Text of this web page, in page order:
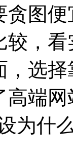
贪图
较，
，选
高端
为什